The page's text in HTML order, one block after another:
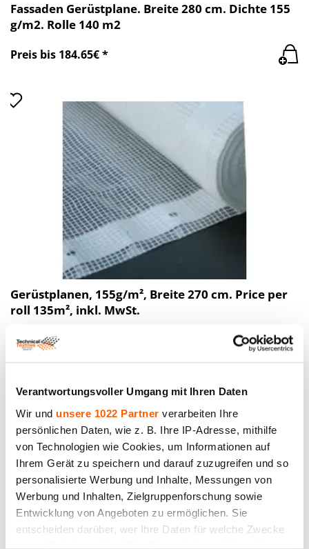
Verantwortungsvoller Umgang mit Ihren Daten
Wir und unsere 1022 Partner verarbeiten Ihre
persönlichen Daten, wie z. B. Ihre IP-Adresse, mithilfe
von Technologien wie Cookies, um Informationen auf
Ihrem Gerät zu speichern und darauf zuzugreifen und so
personalisierte Werbung und Inhalte, Messungen von
Werbung und Inhalten, Zielgruppenforschung sowie
Entwicklung von Angeboten zu ermöglichen. Sie
entscheiden darüber, wer Ihre Daten für welche Zwecke
Fassaden Gerüstplane. Breite 280 cm. Dichte 155
g/m2. Rolle 140 m2
Preis bis 184.65€ *
Gerüstplanen, 155g/m², Breite 270 cm. Price per
roll 135m², inkl. MwSt.
Preis bis 178.05€ *